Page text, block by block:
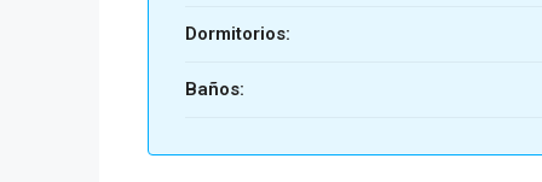
Dormitorios:
Baños: